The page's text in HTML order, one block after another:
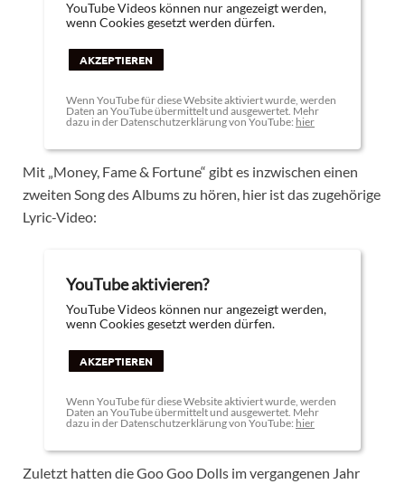
YouTube Videos können nur angezeigt werden,
wenn Cookies gesetzt werden dürfen.
AKZEPTIEREN
Wenn YouTube für diese Website aktiviert wurde, werden
Daten an YouTube übermittelt und ausgewertet. Mehr
dazu in der Datenschutzerklärung von YouTube: hier
Mit „Money, Fame & Fortune“ gibt es inzwischen einen
zweiten Song des Albums zu hören, hier ist das zugehörige
Lyric-Video:
YouTube aktivieren?
YouTube Videos können nur angezeigt werden,
wenn Cookies gesetzt werden dürfen.
AKZEPTIEREN
Wenn YouTube für diese Website aktiviert wurde, werden
Daten an YouTube übermittelt und ausgewertet. Mehr
dazu in der Datenschutzerklärung von YouTube: hier
Zuletzt hatten die Goo Goo Dolls im vergangenen Jahr